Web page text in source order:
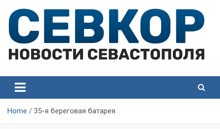
content
Севастополя
Севастополя
Home 35-я береговая батарея